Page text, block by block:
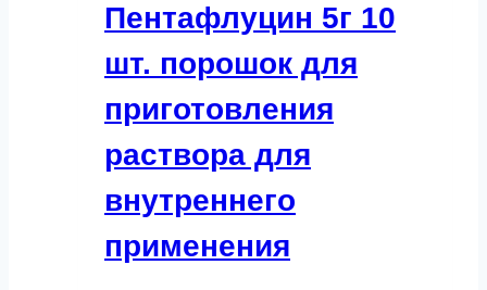
Пентафлуцин 5г 10
шт. порошок для
приготовления
раствора для
внутреннего
применения